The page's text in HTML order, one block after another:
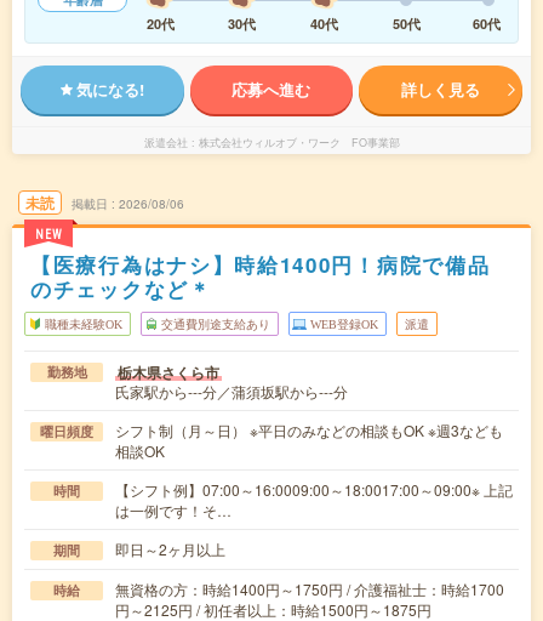
20代
30代 40代 50代 60代
気になる! 応募へ進む 詳しく見る
派遣会社 株式会社ウィルオブ・ワーク FO事業部
未読
NEW
掲載日 2026/08/06
【医療行為はナシ】時給1400円！病院で備品
のチェックなど＊
職種未経験OK 交通費別途支給あり WEB登録OK 派遣
勤務地 栃木県さくら市
氏家駅から---分／蒲須坂駅から---分
曜日頻度
シフト制（月～日） ※平日のみなどの相談もOK ※週3なども
相談OK
時間
【シフト例】07:00～16:0009:00～18:0017:00～09:00※ 上記
は一例です！そ…
期間 即日～2ヶ月以上
時給
無資格の方：時給1400円～1750円 / 介護福祉士：時給1700
円～2125円 / 初任者以上：時給1500円～1875円